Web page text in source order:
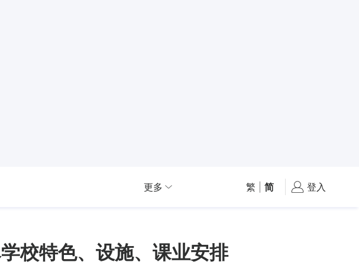
更多 繁 简 登入
校特色、设施、课业安排